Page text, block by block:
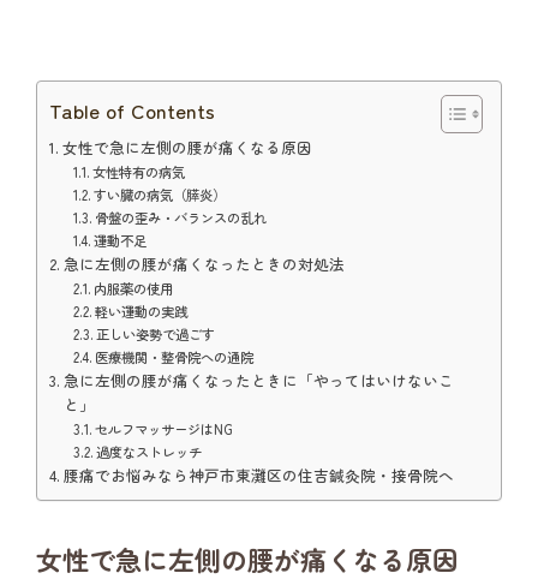
Table of Contents
女性で急に左側の腰が痛くなる原因
女性特有の病気
すい臓の病気（膵炎）
骨盤の歪み・バランスの乱れ
運動不足
急に左側の腰が痛くなったときの対処法
内服薬の使用
軽い運動の実践
正しい姿勢で過ごす
医療機関・整骨院への通院
急に左側の腰が痛くなったときに「やってはいけないこ
と」
セルフマッサージはNG
過度なストレッチ
腰痛でお悩みなら神戸市東灘区の住吉鍼灸院・接骨院へ
女性で急に左側の腰が痛くなる原因